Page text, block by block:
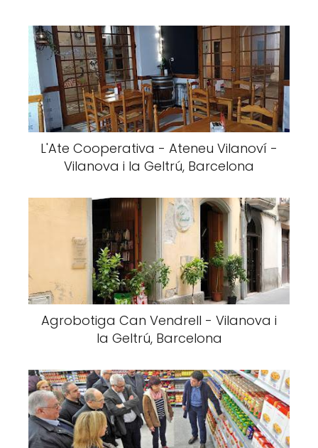
L'Ate Cooperativa - Ateneu Vilanoví -
Vilanova i la Geltrú, Barcelona
Agrobotiga Can Vendrell - Vilanova i
la Geltrú, Barcelona